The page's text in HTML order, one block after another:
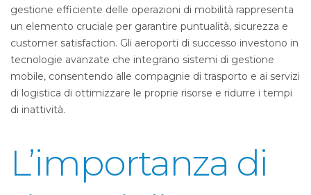
gestione efficiente delle operazioni di mobilità rappresenta
un elemento cruciale per garantire puntualità, sicurezza e
customer satisfaction. Gli aeroporti di successo investono in
tecnologie avanzate che integrano sistemi di gestione
mobile, consentendo alle compagnie di trasporto e ai servizi
di logistica di ottimizzare le proprie risorse e ridurre i tempi
di inattività.
L’importanza di